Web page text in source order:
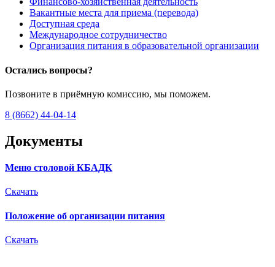
Вакантные места для приема (перевода)
Доступная среда
Международное сотрудничество
Организация питания в образовательной организации
Остались вопросы?
Позвоните в приёмную комиссию, мы поможем.
8 (8662) 44-04-14
Документы
Меню столовой КБАДК
Скачать
Положение об организации питания
Скачать